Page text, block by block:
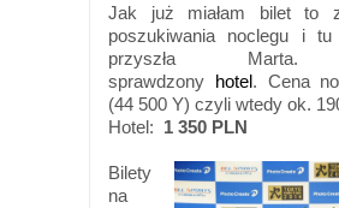
Jak już miałam bilet to
poszukiwania noclegu i
przyszła Marta.
sprawdzony hotel. Cena
(44 500 Y) czyli wtedy ok.
Hotel: 1 350 PLN
Bilety
na